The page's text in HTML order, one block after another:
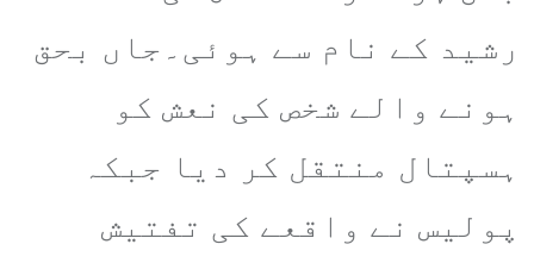
رشید کے نام سے ہوئی۔جاں بحق
ہونے والے شخص کی نعش کو
ہسپتال منتقل کر دیا جبکہ
پولیس نے واقعے کی تفتیش